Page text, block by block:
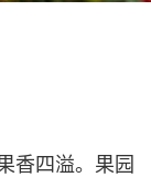
香四溢。果园